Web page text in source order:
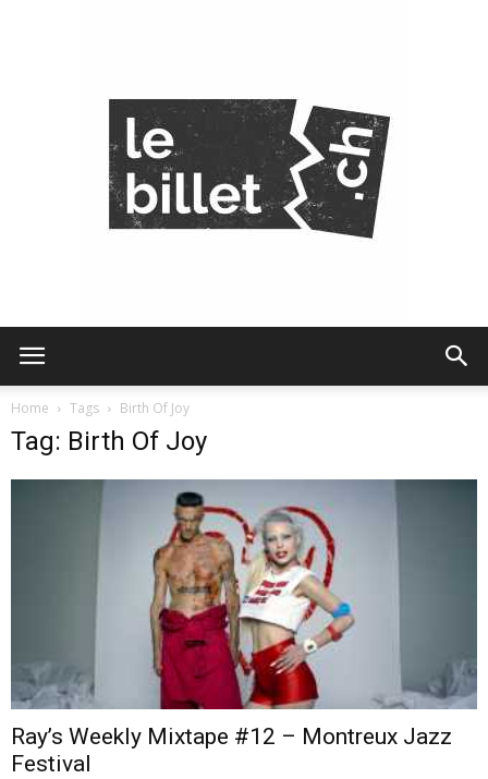
–
webzine
Home Tags Birth Of Joy
Tag: Birth Of Joy
Ray’s Weekly Mixtape #12 – Montreux Jazz
Festival